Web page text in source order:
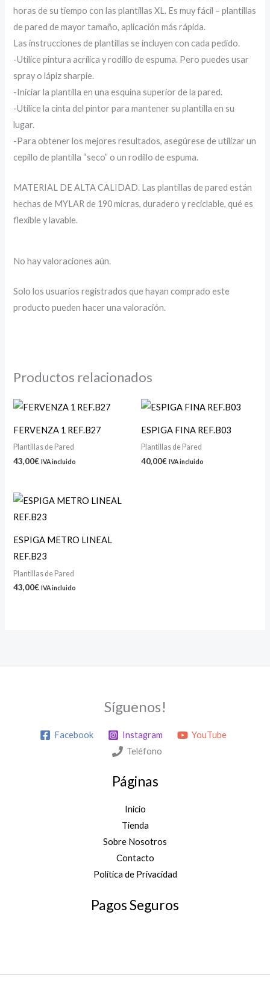
horas de su tiempo con las plantillas XL. Es muy fácil – plantillas
de pared de mayor tamaño, aplicación más rápida.
Las instrucciones de plantillas se incluyen con cada pedido.
-Utilice pintura acrílica y rodillo de espuma. Pero puedes usar
spray o lápiz sharpie.
-Iniciar la plantilla en una esquina superior de la pared.
-Utilice la cinta del pintor para mantener su plantilla en su
lugar.
-Para obtener los mejores resultados, asegúrese de utilizar un
cepillo de plantilla “seco” o un rodillo de espuma.
MATERIAL DE ALTA CALIDAD. Las plantillas de pared están
hechas de MYLAR de 190 micras, duradero y reciclable, qué es
flexible y lavable.
No hay valoraciones aún.
Solo los usuarios registrados que hayan comprado este
producto pueden hacer una valoración.
Productos relacionados
FERVENZA 1 REF.B27
Plantillas de Pared
43,00€ IVA incluido
ESPIGA FINA REF.B03
Plantillas de Pared
40,00€ IVA incluido
ESPIGA METRO LINEAL
REF.B23
Plantillas de Pared
43,00€ IVA incluido
Síguenos!
Facebook Instagram
YouTube
Teléfono
Páginas
Inicio
Tienda
Sobre Nosotros
Contacto
Política de Privacidad
Pagos Seguros